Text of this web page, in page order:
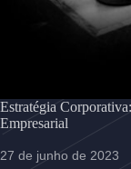
Estratégia
Empresarial
27 de junho de 2023